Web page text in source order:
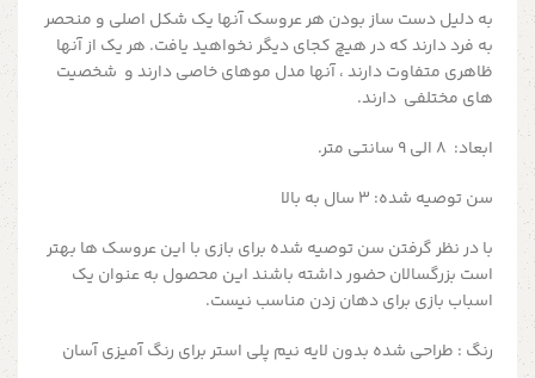
به دلیل دست ساز بودن هر عروسک آنها یک شکل اصلی و منحصر
به فرد دارند که در هیچ کجای دیگر نخواهید یافت. هر یک از آنها
ظاهری متفاوت دارند ، آنها مدل موهای خاصی دارند و شخصیت
های مختلفی دارند.
ابعاد: 8 الی 9 سانتی متر.
سن توصیه شده: 3 سال به بالا
با در نظر گرفتن سن توصیه شده برای بازی با این عروسک ها بهتر
است بزرگسالان حضور داشته باشند این محصول به عنوان یک
اسباب بازی برای دهان زدن مناسب نیست.
رنگ : طراحی شده بدون لایه نیم پلی استر برای رنگ آمیزی آسان